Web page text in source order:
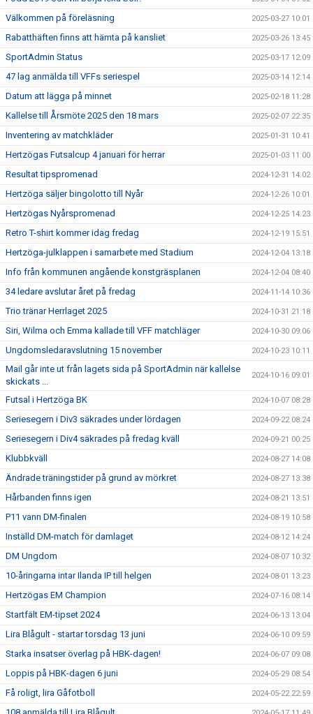
Välkommen på föreläsning 2025-03-27 10:01
Rabatthäften finns att hämta på kansliet 2025-03-26 13:45
SportAdmin Status 2025-03-17 12:09
47 lag anmälda till VFFs seriespel 2025-03-14 12:14
Datum att lägga på minnet 2025-02-18 11:28
Kallelse till Årsmöte 2025 den 18 mars 2025-02-07 22:35
Inventering av matchkläder 2025-01-31 10:41
Hertzögas Futsalcup 4 januari för herrar 2025-01-03 11:00
Resultat tipspromenad 2024-12-31 14:02
Hertzöga säljer bingolotto till Nyår 2024-12-26 10:01
Hertzögas Nyårspromenad 2024-12-25 14:23
Retro T-shirt kommer idag fredag 2024-12-19 15:51
Hertzöga-julklappen i samarbete med Stadium 2024-12-04 13:18
Info från kommunen angående konstgräsplanen 2024-12-04 08:40
34 ledare avslutar året på fredag 2024-11-14 10:36
Trio tränar Herrlaget 2025 2024-10-31 21:18
Siri, Wilma och Emma kallade till VFF matchläger 2024-10-30 09:06
Ungdomsledaravslutning 15 november 2024-10-23 10:11
Mail går inte ut från lagets sida på SportAdmin när kallelse
skickats ...
2024-10-16 09:01
Futsal i Hertzöga BK 2024-10-07 08:28
Seriesegern i Div3 säkrades under lördagen 2024-09-22 08:24
Seriesegern i Div4 säkrades på fredag kväll 2024-09-21 00:25
Klubbkväll 2024-08-27 14:08
Ändrade träningstider på grund av mörkret 2024-08-27 13:38
Hårbanden finns igen 2024-08-21 13:51
P11 vann DM-finalen 2024-08-19 10:58
Inställd DM-match för damlaget 2024-08-12 14:24
DM Ungdom 2024-08-07 10:32
10-åringarna intar Ilanda IP till helgen 2024-08-01 13:23
Hertzögas EM Champion 2024-07-16 08:14
Startfält EM-tipset 2024 2024-06-13 13:04
Lira Blågult - startar torsdag 13 juni 2024-06-10 09:59
Starka insatser överlag på HBK-dagen! 2024-06-07 09:08
Loppis på HBK-dagen 6 juni 2024-05-29 08:54
Få roligt, lira Gåfotboll 2024-05-22 22:59